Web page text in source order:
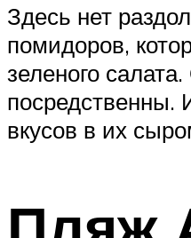
Здесь нет
помидоров,
зеленого
посредственны.
вкусов в их